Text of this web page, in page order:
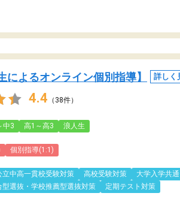
によるオンライン個別指導】 詳しく
4.4 （38件）
中3 高1～高3 浪人生
個別指導(1:1)
立中高一貫校受験対策 高校受験対策 大学入学共
型選抜・学校推薦型選抜対策 定期テスト対策